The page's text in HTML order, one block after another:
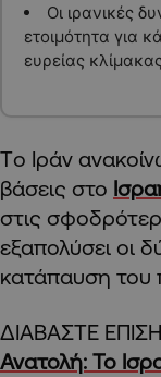
Οι ιρανικές
ετοιμότητα για
ευρείας
Tο Ιράν
βάσεις στο
στις
εξαπολύσει οι
κατάπαυση του
ΔΙΑΒΑΣΤΕ
Ανατολή: Το